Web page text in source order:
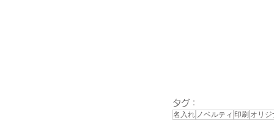
タグ：
名入れ ノベルティ 印刷 オリ